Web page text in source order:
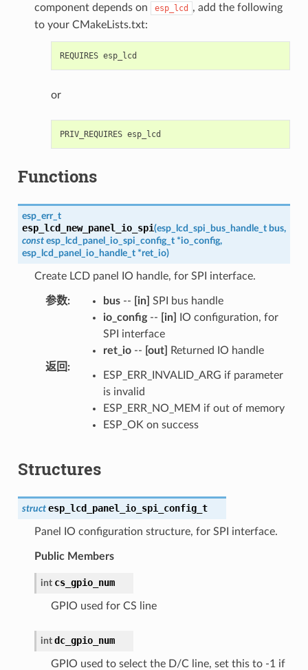
component depends on esp_lcd
, add the following
to your CMakeLists.txt:
or
Functions
esp_err_t
esp_lcd_new_panel_io_spi(esp_lcd_spi_bus_handle_t bus,
const esp_lcd_panel_io_spi_config_t *io_config,
esp_lcd_panel_io_handle_t *ret_io)
Create LCD panel IO handle, for SPI interface.
参数: bus-- [in] SPI bus handle
io_config-- [in]
IO configuration, for
SPI interface
ret_io-- [out]
Returned IO handle
返回 :
ESP_ERR_INVALID_ARG if parameter
is invalid
ESP_ERR_NO_MEM if out of memory
ESP_OK on success
Structures
struct esp_lcd_panel_io_spi_config_t
Panel IO configuration structure, for SPI interface.
Public Members
int cs_gpio_num
GPIO used for CS line
int dc_gpio_num
GPIO used to select the D/C line, set this to -1 if